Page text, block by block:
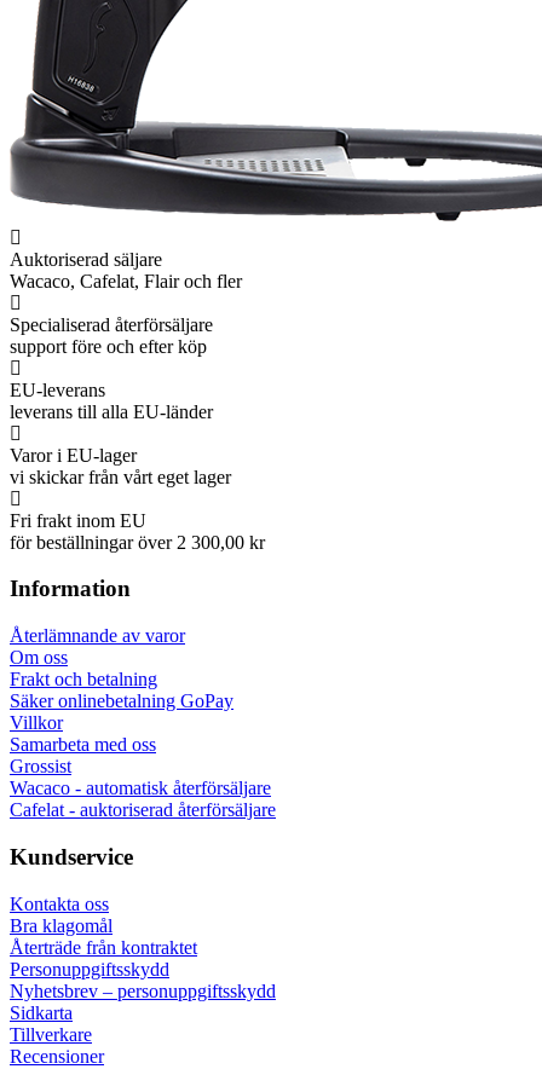
Auktoriserad säljare
Wacaco, Cafelat, Flair och fler
Specialiserad återförsäljare
support före och efter köp
EU-leverans
leverans till alla EU-länder
Varor i EU-lager
vi skickar från vårt eget lager
Fri frakt inom EU
för beställningar över 2 300,00 kr
Information
Återlämnande av varor
Om oss
Frakt och betalning
Säker onlinebetalning GoPay
Villkor
Samarbeta med oss
Grossist
Wacaco - automatisk återförsäljare
Cafelat - auktoriserad återförsäljare
Kundservice
Kontakta oss
Bra klagomål
Återträde från kontraktet
Personuppgiftsskydd
Nyhetsbrev – personuppgiftsskydd
Sidkarta
Tillverkare
Recensioner